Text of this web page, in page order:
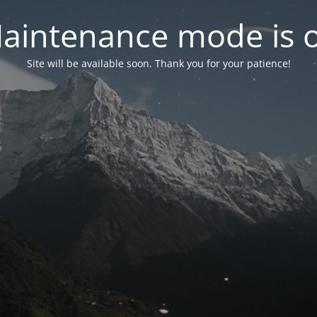
mode is
Site will be available soon. Thank you for your patience!